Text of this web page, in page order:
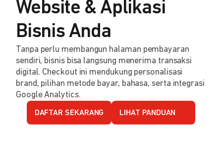
Website & Aplikasi
Bisnis Anda
Tanpa perlu membangun halaman pembayaran
sendiri, bisnis bisa langsung menerima transaksi
digital. Checkout ini mendukung personalisasi
brand, pilihan metode bayar, bahasa, serta integrasi
Google Analytics.
DAFTAR SEKARANG LIHAT PANDUAN